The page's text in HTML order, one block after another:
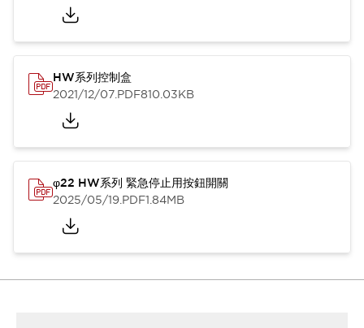
HW系列控制盒
2021/12/07.PDF810.03KB
φ22 HW系列 緊急停止用按鈕開關
2025/05/19.PDF1.84MB